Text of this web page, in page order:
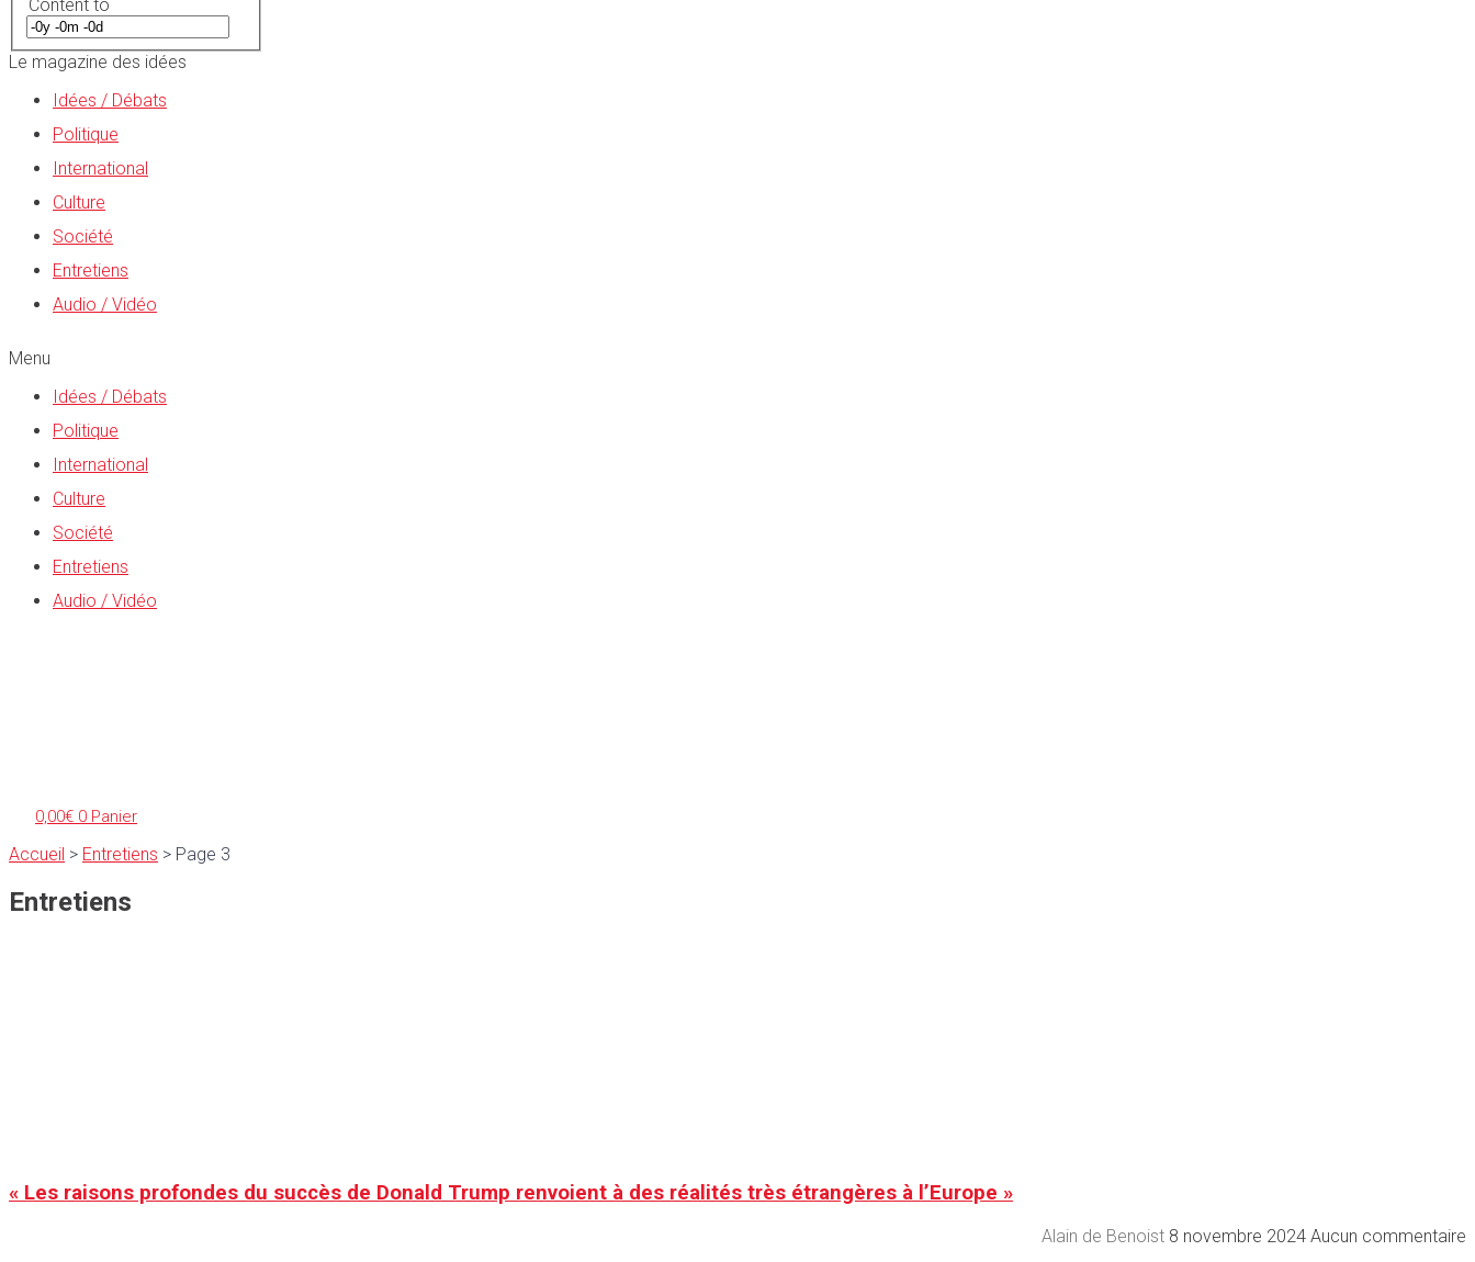
Content to
Le magazine des idées
Idées / Débats
Politique
International
Culture
Société
Entretiens
Audio / Vidéo
Menu
Idées / Débats
Politique
International
Culture
Société
Entretiens
Audio / Vidéo
0,00€ 0 Panier
Accueil > Entretiens > Page 3
Entretiens
« Les raisons profondes du succès de Donald Trump renvoient à des réalités très étrangères à l’Europe »
Alain de Benoist 8 novembre 2024 Aucun commentaire